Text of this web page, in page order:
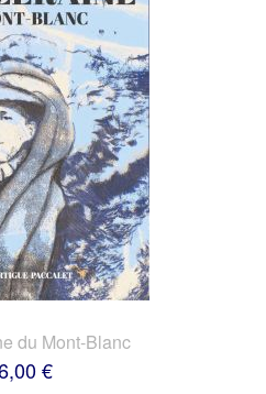
du Mont-Blanc
€